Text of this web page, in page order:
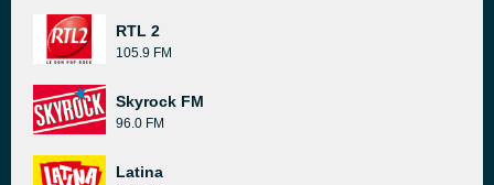
RTL 2
105.9 FM
Skyrock FM
96.0 FM
Latina